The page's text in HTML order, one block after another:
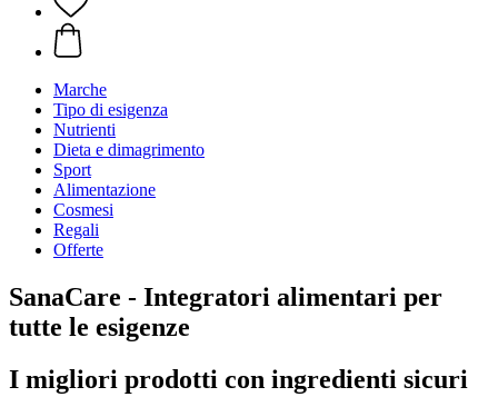
Marche
Tipo di esigenza
Nutrienti
Dieta e dimagrimento
Sport
Alimentazione
Cosmesi
Regali
Offerte
SanaCare - Integratori alimentari per
tutte le esigenze
I migliori prodotti con ingredienti sicuri